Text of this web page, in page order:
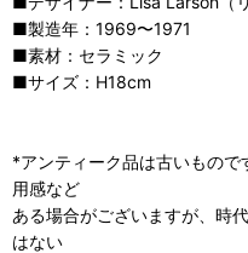
■製造年：1969〜1971
■素材：セラミック
■サイズ：H18cm
*アンティーク品は古いもの
用感など
ある場合がございますが、時
はない